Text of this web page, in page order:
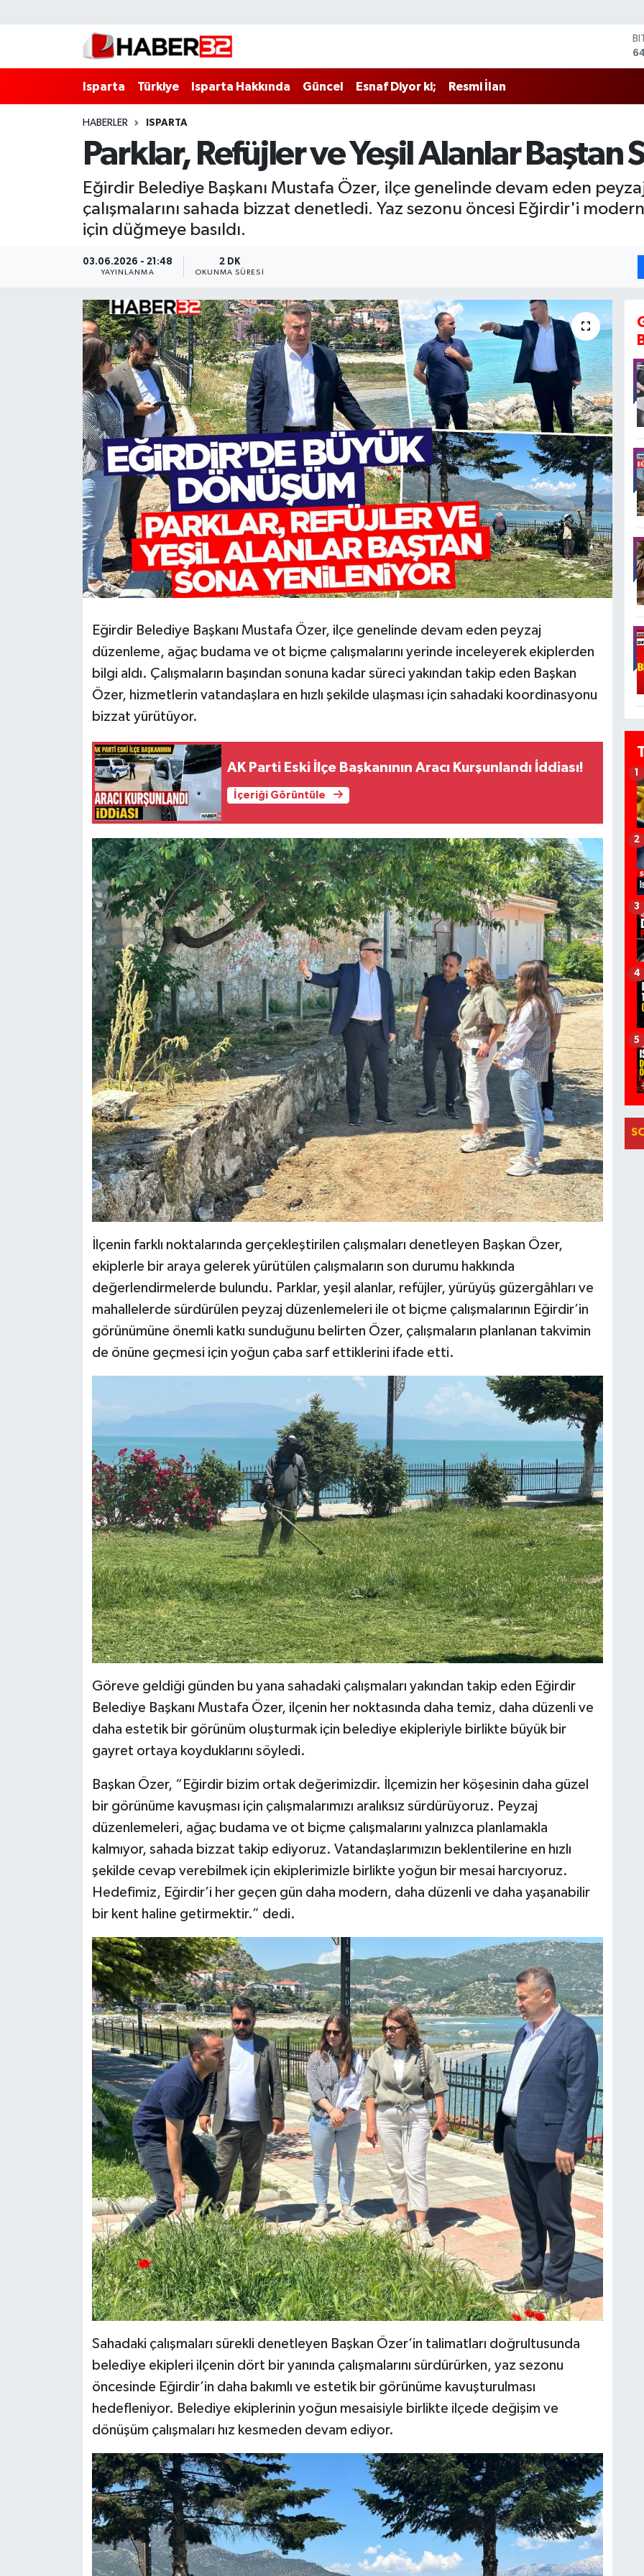
Isparta Türkiye Isparta Hakkında Güncel Esnaf Diyor ki; Resmi İlan
HABERLER ISPARTA
Parklar, Refüjler ve Yeşil Alanlar Baştan
Eğirdir Belediye Başkanı Mustafa Özer, ilçe genelinde devam eden
çalışmalarını sahada bizzat denetledi. Yaz sezonu öncesi Eğirdir'i
için düğmeye basıldı.
03.06.2026 - 21:48
YAYINLANMA
2 DK
OKUNMA SÜRESI
Eğirdir Belediye Başkanı Mustafa Özer, ilçe genelinde devam eden peyzaj
düzenleme, ağaç budama ve ot biçme çalışmalarını yerinde inceleyerek ekiplerden
bilgi aldı. Çalışmaların başından sonuna kadar süreci yakından takip eden Başkan
Özer, hizmetlerin vatandaşlara en hızlı şekilde ulaşması için sahadaki koordinasyonu
bizzat yürütüyor.
AK Parti Eski İlçe Başkanının Aracı Kurşunlandı İddiası!
İçeriği Görüntüle
İlçenin farklı noktalarında gerçekleştirilen çalışmaları denetleyen Başkan Özer,
ekiplerle bir araya gelerek yürütülen çalışmaların son durumu hakkında
değerlendirmelerde bulundu. Parklar, yeşil alanlar, refüjler, yürüyüş güzergâhları ve
mahallelerde sürdürülen peyzaj düzenlemeleri ile ot biçme çalışmalarının Eğirdir’in
görünümüne önemli katkı sunduğunu belirten Özer, çalışmaların planlanan takvimin
de önüne geçmesi için yoğun çaba sarf ettiklerini ifade etti.
Göreve geldiği günden bu yana sahadaki çalışmaları yakından takip eden Eğirdir
Belediye Başkanı Mustafa Özer, ilçenin her noktasında daha temiz, daha düzenli ve
daha estetik bir görünüm oluşturmak için belediye ekipleriyle birlikte büyük bir
gayret ortaya koyduklarını söyledi.
Başkan Özer, “Eğirdir bizim ortak değerimizdir. İlçemizin her köşesinin daha güzel
bir görünüme kavuşması için çalışmalarımızı aralıksız sürdürüyoruz. Peyzaj
düzenlemeleri, ağaç budama ve ot biçme çalışmalarını yalnızca planlamakla
kalmıyor, sahada bizzat takip ediyoruz. Vatandaşlarımızın beklentilerine en hızlı
şekilde cevap verebilmek için ekiplerimizle birlikte yoğun bir mesai harcıyoruz.
Hedefimiz, Eğirdir’i her geçen gün daha modern, daha düzenli ve daha yaşanabilir
bir kent haline getirmektir.” dedi.
Sahadaki çalışmaları sürekli denetleyen Başkan Özer’in talimatları doğrultusunda
belediye ekipleri ilçenin dört bir yanında çalışmalarını sürdürürken, yaz sezonu
öncesinde Eğirdir’in daha bakımlı ve estetik bir görünüme kavuşturulması
hedefleniyor. Belediye ekiplerinin yoğun mesaisiyle birlikte ilçede değişim ve
dönüşüm çalışmaları hız kesmeden devam ediyor.
1
2
3
4
5
Isparta Hakkında
Esnaf Diyor ki;
BİLİM VE TEKNOLOJİ
HABERDE İNSAN
KÜLTÜR SANAT
MAGAZİN
POLİTİKA
RESMİ İLANLAR
Tarihi Yapılarımız
Teknoloji
Isparta Nöbetçi Eczaneler
Isparta Hava Durumu
Isparta Trafik Yoğunluk Haritası
Süper Lig Puan Durumu ve Fikstür
Tüm Manşetler
Son Dakika Haberleri
Haber Arşivi